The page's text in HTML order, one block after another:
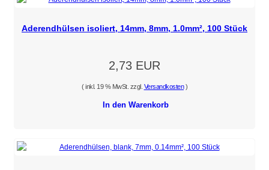
Aderendhülsen isoliert, 14mm, 8mm, 1.0mm², 100 Stück
2,73 EUR
( inkl. 19 % MwSt. zzgl. Versandkosten)
In den Warenkorb